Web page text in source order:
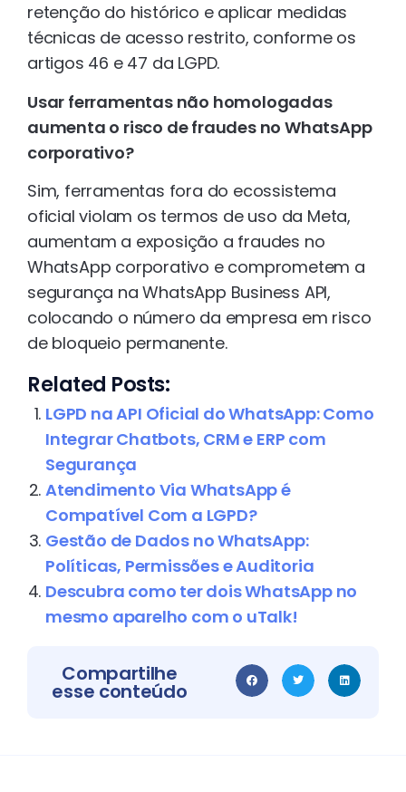
retenção do histórico e aplicar medidas
técnicas de acesso restrito, conforme os
artigos 46 e 47 da LGPD.
Usar ferramentas não homologadas
aumenta o risco de fraudes no WhatsApp
corporativo?
Sim, ferramentas fora do ecossistema
oficial violam os termos de uso da Meta,
aumentam a exposição a fraudes no
WhatsApp corporativo e comprometem a
segurança na WhatsApp Business API,
colocando o número da empresa em risco
de bloqueio permanente.
Related Posts:
LGPD na API Oficial do WhatsApp: Como
Integrar Chatbots, CRM e ERP com
Segurança
Atendimento Via WhatsApp é
Compatível Com a LGPD?
Gestão de Dados no WhatsApp:
Políticas, Permissões e Auditoria
Descubra como ter dois WhatsApp no
mesmo aparelho com o uTalk!
Compartilhe
esse conteúdo